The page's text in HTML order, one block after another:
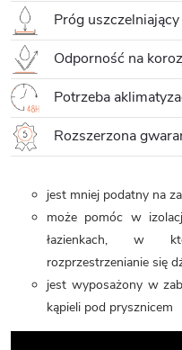
Próg uszczelniający
Odporność na
Potrzeba
Rozszerzona
jest mniej podatny na
może pomóc w
łazienkach, w
rozprzestrzenianie się
jest wyposażony w
kąpieli pod prysznicem